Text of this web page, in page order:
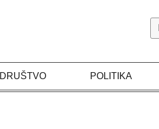
DRUŠTVO POLITIKA